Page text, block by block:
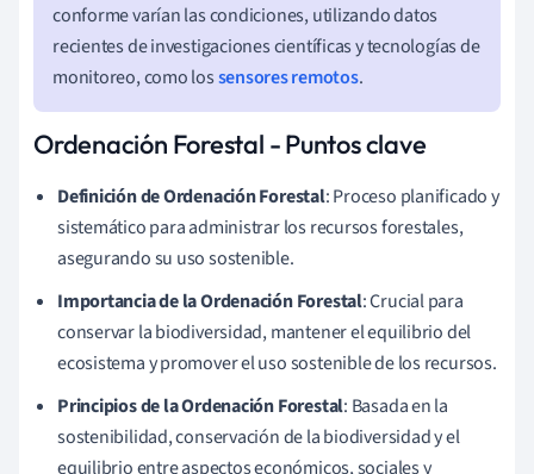
conforme varían las condiciones, utilizando datos
recientes de investigaciones científicas y tecnologías de
monitoreo, como lossensores remotos.
Ordenación Forestal - Puntos clave
Definición de Ordenación Forestal: Proceso planificado y
sistemático para administrar los recursos forestales,
asegurando su uso sostenible.
Importancia de la Ordenación Forestal: Crucial para
conservar la biodiversidad, mantener el equilibrio del
ecosistema y promover el uso sostenible de los recursos.
Principios de la Ordenación Forestal: Basada en la
sostenibilidad, conservación de la biodiversidad y el
equilibrio entre aspectos económicos, sociales y